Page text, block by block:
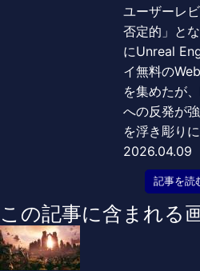
ユーザーレ
否定的」と
にUnreal
イ無料の
を集めたが
への反発が
を浮き彫りに
2026.04.09
記事を読
この記事に含まれる